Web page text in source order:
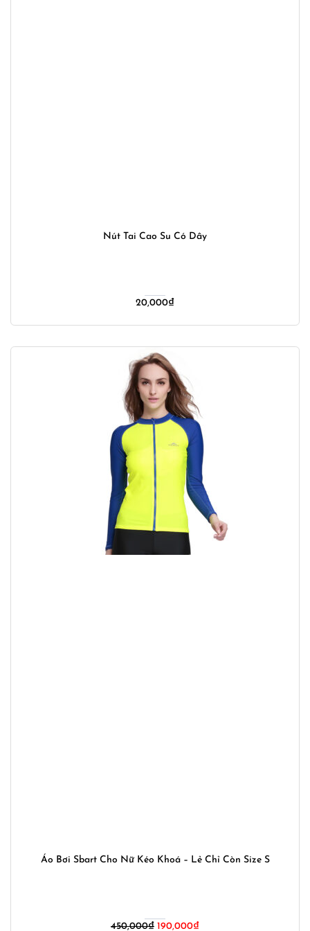
Nút Tai Cao Su Có Dây
20,000₫
Áo Bơi Sbart Cho Nữ Kéo Khoá – Lẻ Chỉ Còn Size S
450,000₫ Giá
190,000₫Giá